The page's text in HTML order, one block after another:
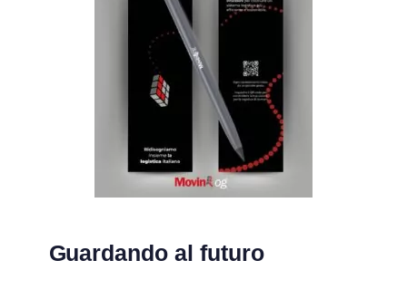
Guardando al futuro